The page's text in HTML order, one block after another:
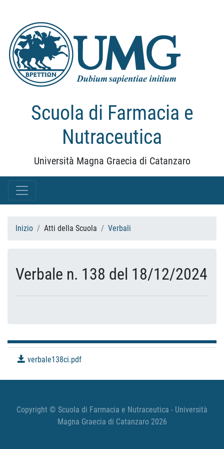
Scuola di Farmacia e
Nutraceutica
Università Magna Graecia di Catanzaro
Inizio Atti della Scuola Verbali
Verbale n. 138 del 18/12/2024
verbale138ci.pdf
Copyright © Scuola di Farmacia e Nutraceutica - Università
Magna Graecia di Catanzaro 2026